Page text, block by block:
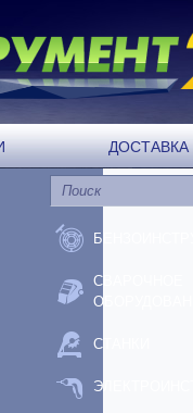
СВАРОЧНОЕ
СТАНКИ